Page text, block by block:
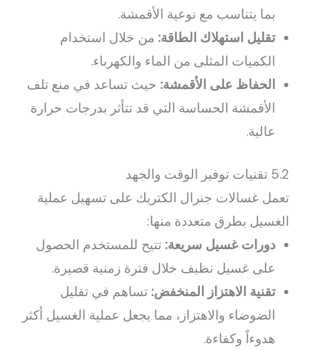
بما يتناسب مع نوعية الأقمشة.
تقليل استهلاك الطاقة: من خلال استخدام
الكميات المثلى من الماء والكهرباء.
الحفاظ على الأقمشة: حيث تساعد في منع تلف
الأقمشة الحساسة التي قد تتأثر بدرجات حرارة
عالية.
5.2 تقنيات توفير الوقت والجهد
تعمل غسالات جنرال الكتريك على تسهيل عملية
الغسيل بطرق متعددة منها:
دورات غسيل سريعة: تتيح للمستخدم الحصول
على غسيل نظيف خلال فترة زمنية قصيرة.
تقنية الاهتزاز المنخفض: تساهم في تقليل
الضوضاء والاهتزاز، مما يجعل عملية الغسيل أكثر
هدوءاً وكفاءة.